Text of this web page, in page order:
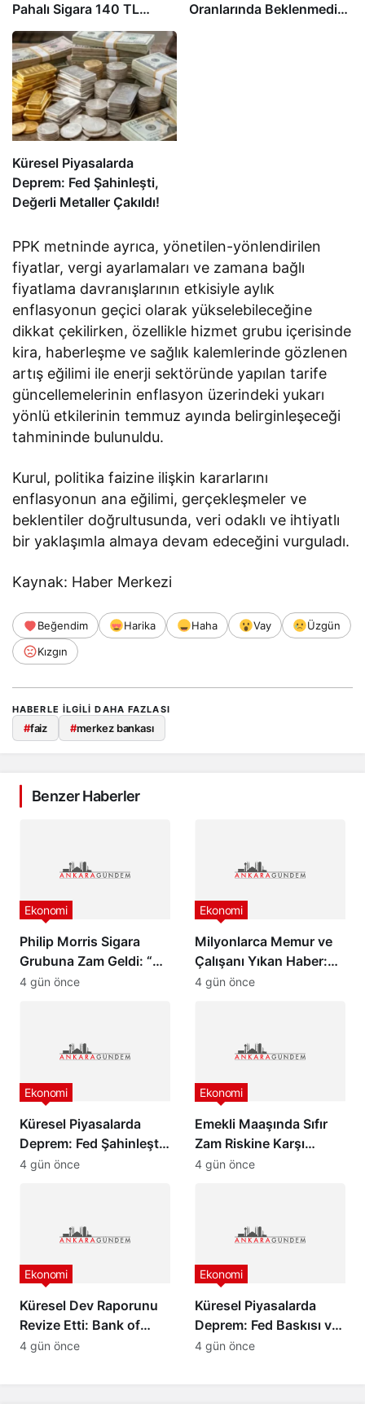
Pahalı Sigara 140 TL
Oldu”
Oranlarında Beklenmedik
Küresel Piyasalarda
Deprem: Fed Şahinleşti,
Değerli Metaller Çakıldı!
PPK metninde ayrıca, yönetilen-yönlendirilen
fiyatlar, vergi ayarlamaları ve zamana bağlı
fiyatlama davranışlarının etkisiyle aylık
enflasyonun geçici olarak yükselebileceğine
dikkat çekilirken, özellikle hizmet grubu içerisinde
kira, haberleşme ve sağlık kalemlerinde gözlenen
artış eğilimi ile enerji sektöründe yapılan tarife
güncellemelerinin enflasyon üzerindeki yukarı
yönlü etkilerinin temmuz ayında belirginleşeceği
tahmininde bulunuldu.
Kurul, politika faizine ilişkin kararlarını
enflasyonun ana eğilimi, gerçekleşmeler ve
beklentiler doğrultusunda, veri odaklı ve ihtiyatlı
bir yaklaşımla almaya devam edeceğini vurguladı.
Kaynak: Haber Merkezi
Beğendim Harika Haha Vay
Üzgün
Kızgın
HABERLE ILGILI DAHA FAZLASI
#faiz #merkez bankası
Benzer Haberler
Philip Morris Sigara
Grubuna Zam Geldi: “En
Pahalı Sigara 140 TL
Ekonomi
4 gün önce
Milyonlarca Memur ve
Çalışanı Yıkan Haber:
Zam Oranlarında
Ekonomi
4 gün önce
Küresel Piyasalarda
Deprem: Fed Şahinleşti,
Değerli Metaller Çakıldı!
Ekonomi
4 gün önce
Emekli Maaşında Sıfır
Zam Riskine Karşı
Formül: Ak Parti Meclis
Ekonomi
4 gün önce
Küresel Dev Raporunu
Revize Etti: Bank of
America’dan Türkiye
Ekonomi
4 gün önce
Küresel Piyasalarda
Deprem: Fed Baskısı ve
Barış Rüzgarları Altını
Ekonomi
4 gün önce